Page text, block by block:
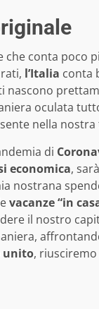
che conta poco
l’Italia conta
nascono
oculata
nella nostra
di
economica,
nostrana
vacanze “in
il nostro
unito,